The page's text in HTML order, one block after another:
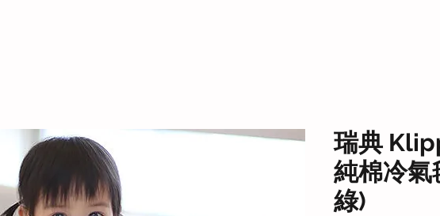
瑞典
純棉冷氣
綠)